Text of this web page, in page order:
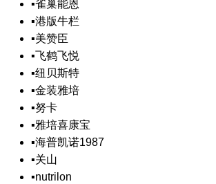
▪雀巢能恩
▪港版牛栏
▪美赞臣
▪飞鹤飞悦
▪纽贝斯特
▪金装雅培
▪努卡
▪雅培喜康宝
▪海普凯诺1987
▪关山
▪nutrilon